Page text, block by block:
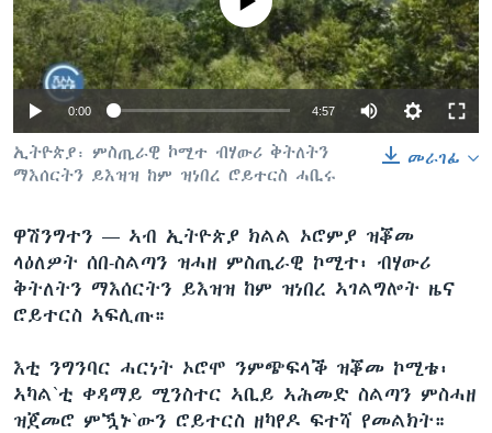
ቂሔ ጽልሚ
ቋንቋታት
0:00 4:57
መራገፊ
ኢትዮጵያ፡ ምስጢራዊ ኮሚተ ብሃውሪ ቅትለትን
ማእሰርትን ይእዝዝ ከም ዝነበረ ሮይተርስ ሓቢሩ
ዋሽንግተን — ኣብ ኢትዮጵያ ክልል ኦሮምያ ዝቖመ
ላዕለዎት ሰበ-ስልጣን ዝሓዘ ምስጢራዊ ኮሚተ፡ ብሃውሪ
ቅትለትን ማእሰርትን ይእዝዝ ከም ዝነበረ ኣገልግሎት ዜና
ሮይተርስ ኣፍሊጡ።
እቲ ንግንባር ሓርነት ኦሮሞ ንምጭፍላቕ ዝቖመ ኮሚቴ፡
ኣካል`ቲ ቀዳማይ ሚንስተር ኣቢይ ኣሕመድ ስልጣን ምስሓዘ
ዝጀመሮ ምዃኑ`ውን ሮይተርስ ዘካየዶ ፍተሻ የመልክት።